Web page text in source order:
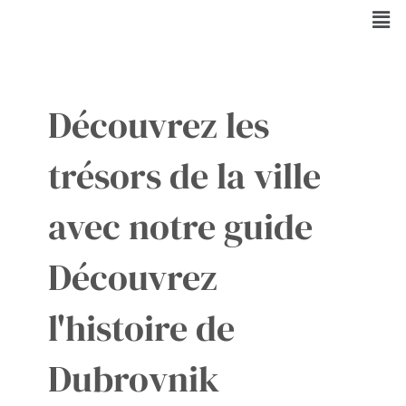
Découvrez les
trésors de la ville
avec notre guide
Découvrez
l'histoire de
Dubrovnik